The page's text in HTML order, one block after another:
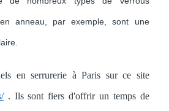
anneau, par exemple, sont une
en serrurerie à Paris sur ce site
. Ils sont fiers d'offrir un temps de